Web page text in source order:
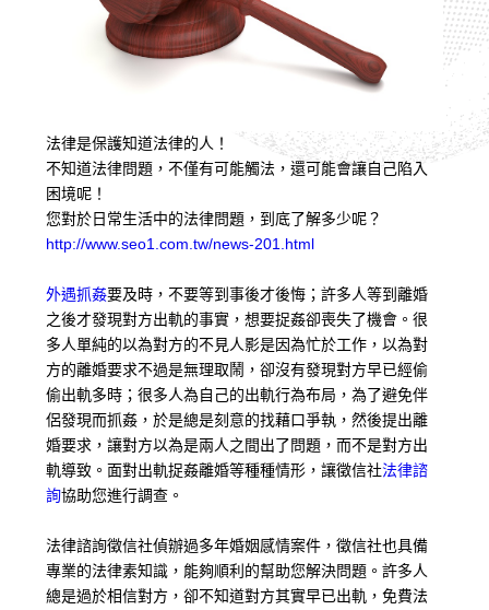
法律是保護知道法律的人！
不知道法律問題，不僅有可能觸法，還可能會讓自己陷入
困境呢！
您對於日常生活中的法律問題，到底了解多少呢？
http://www.seo1.com.tw/news-201.html
外遇抓姦要及時，不要等到事後才後悔；許多人等到離婚
之後才發現對方出軌的事實，想要捉姦卻喪失了機會。很
多人單純的以為對方的不見人影是因為忙於工作，以為對
方的離婚要求不過是無理取鬧，卻沒有發現對方早已經偷
偷出軌多時；很多人為自己的出軌行為布局，為了避免伴
侶發現而抓姦，於是總是刻意的找藉口爭執，然後提出離
婚要求，讓對方以為是兩人之間出了問題，而不是對方出
軌導致。面對出軌捉姦離婚等種種情形，讓徵信社法律諮
詢協助您進行調查。
法律諮詢徵信社偵辦過多年婚姻感情案件，徵信社也具備
專業的法律素知識，能夠順利的幫助您解決問題。許多人
總是過於相信對方，卻不知道對方其實早已出軌，免費法